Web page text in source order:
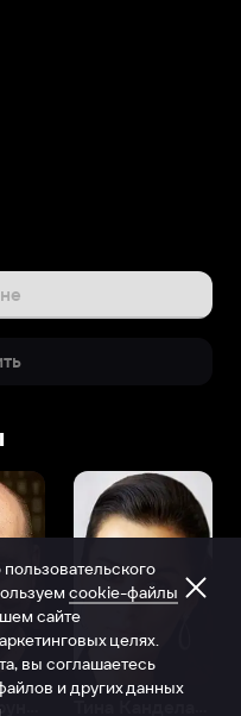
cookie-файлы
сайте
целях.
вы соглашаетесь
и других данных